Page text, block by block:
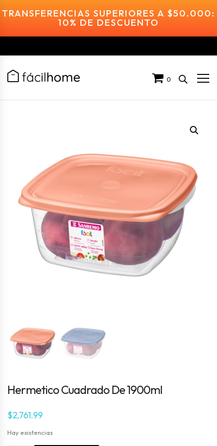
TRANSFERENCIAS SUPERIORES A $50.000:
10% DE DESCUENTO
0
Hermetico Cuadrado De 1900ml
$2,761.99
Hay existencias